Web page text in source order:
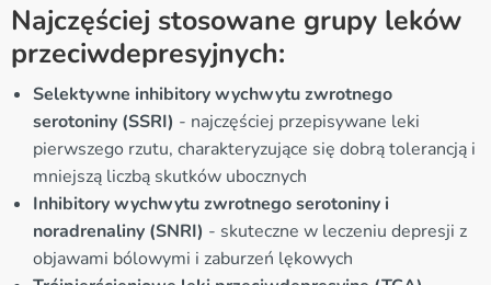
Najczęściej stosowane grupy leków
przeciwdepresyjnych:
Selektywne inhibitory wychwytu zwrotnego
serotoniny (SSRI) - najczęściej przepisywane leki
pierwszego rzutu, charakteryzujące się dobrą tolerancją i
mniejszą liczbą skutków ubocznych
Inhibitory wychwytu zwrotnego serotoniny i
noradrenaliny (SNRI) - skuteczne w leczeniu depresji z
objawami bólowymi i zaburzeń lękowych